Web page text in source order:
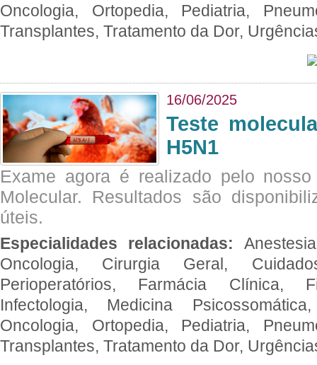
Oncologia, Ortopedia, Pediatria,
Transplantes, Tratamento da Dor,
16/06/2025
Teste
H5N1
Exame agora é realizado pelo
Molecular. Resultados são
úteis.
Especialidades relacionadas:
Oncologia, Cirurgia Geral,
Perioperatórios, Farmácia Clínica,
Infectologia, Medicina
Oncologia, Ortopedia, Pediatria,
Transplantes, Tratamento da Dor,